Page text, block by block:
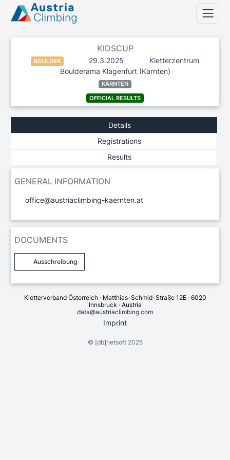
KIDSCUP
BOULDER 29.3.2025
Kletterzentrum
Boulderama Klagenfurt (Kärnten)
KÄRNTEN
OFFICIAL RESULTS
Details
Registrations
Results
GENERAL INFORMATION
office@austriaclimbing-kaernten.at
DOCUMENTS
Ausschreibung
Kletterverband Österreich · Matthias-Schmid-Straße 12E · 6020
Innsbruck · Austria
data@austriaclimbing.com
Imprint
© [db]netsoft2025